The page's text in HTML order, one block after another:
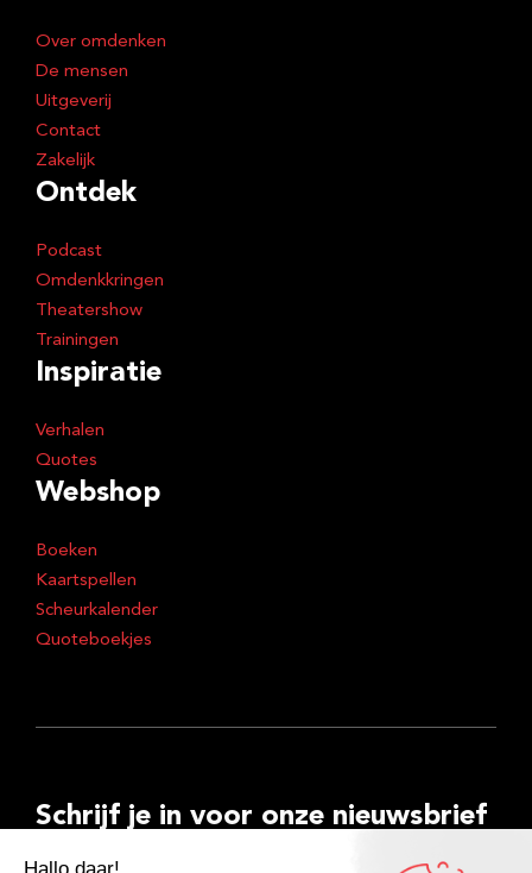
Over omdenken
De mensen
Uitgeverij
Contact
Zakelijk
Ontdek
Podcast
Omdenkkringen
Theatershow
Trainingen
Inspiratie
Verhalen
Quotes
Webshop
Boeken
Kaartspellen
Scheurkalender
Quoteboekjes
Schrijf je in voor onze nieuwsbrief